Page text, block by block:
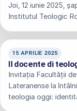
Joi, 12 iunie 2025,
Institutul Teologic
15 APRILIE 2025
Il docente di
Invitația Facultății
Lateranense la
teologia oggi: